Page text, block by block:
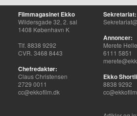
Filmmagasinet Ekko
Wildersgade 32, 2. sal
1408 København K
Tlf. 8838 9292
CVR. 3468 8443
Chefredaktør:
Claus Christensen
2729 0011
cc@ekkofilm.dk
Sekretariat:
Annoncer:
Merete
6111 5851
Ekko
8838 9292